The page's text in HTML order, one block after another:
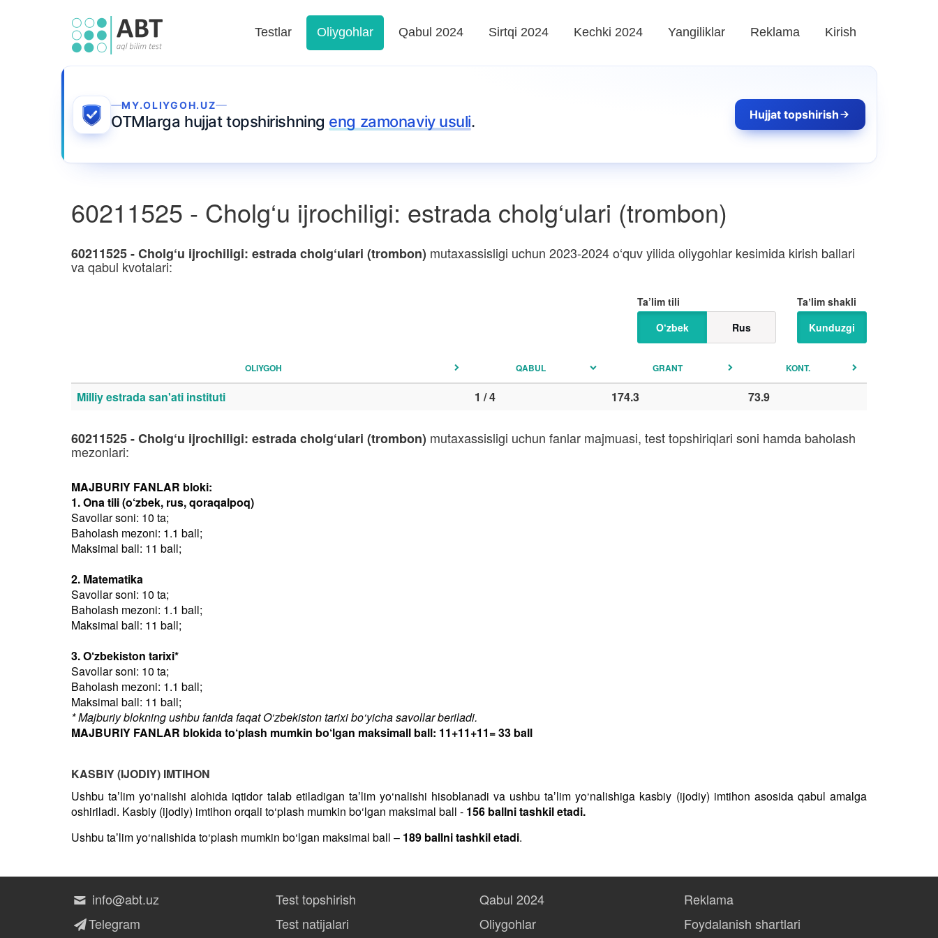
Testlar Oliygohlar Qabul 2024 Sirtqi 2024 Kechki 2024 Yangiliklar Reklama Kirish
MY.OLIYGOH.UZ
OTMlarga hujjat topshirishning eng zamonaviy usuli. Hujjat topshirish
60211525 - Cholg‘u ijrochiligi: estrada cholg‘ulari (trombon)
60211525 - Cholg‘u ijrochiligi: estrada cholg‘ulari (trombon) mutaxassisligi uchun 2023-2024 o‘quv yilida oliygohlar kesimida kirish ballari
va qabul kvotalari:
Taʼlim shakli
Kunduzgi
Ta’lim tili
O‘zbek
Rus
OLIYGOH QABUL GRANT KONT.
Milliy estrada san'ati instituti 1 / 4 174.3 73.9
60211525 - Cholg‘u ijrochiligi: estrada cholg‘ulari (trombon) mutaxassisligi uchun fanlar majmuasi, test topshiriqlari soni hamda baholash
mezonlari:
MAJBURIY FANLAR bloki:
1. Ona tili (o‘zbek, rus, qoraqalpoq)
Savollar soni: 10 ta;
Baholash mezoni: 1.1 ball;
Maksimal ball: 11 ball;
2. Matematika
Savollar soni: 10 ta;
Baholash mezoni: 1.1 ball;
Maksimal ball: 11 ball;
3. O‘zbekiston tarixi*
Savollar soni: 10 ta;
Baholash mezoni: 1.1 ball;
Maksimal ball: 11 ball;
* Majburiy blokning ushbu fanida faqat O‘zbekiston tarixi bo‘yicha savollar beriladi.
MAJBURIY FANLAR blokida to‘plash mumkin bo‘lgan maksimall ball: 11+11+11= 33 ball
KASBIY (IJODIY) IMTIHON
Ushbu taʼlim yo‘nalishi alohida iqtidor talab etiladigan taʼlim yo‘nalishi hisoblanadi va ushbu taʼlim yo‘nalishiga kasbiy (ijodiy) imtihon asosida qabul amalga
oshiriladi. Kasbiy (ijodiy) imtihon orqali to‘plash mumkin bo‘lgan maksimal ball - 156 ballni tashkil etadi.
Ushbu taʼlim yo‘nalishida to‘plash mumkin bo‘lgan maksimal ball – 189 ballni tashkil etadi.
info@abt.uz
Telegram
Test topshirish
Test natijalari
Qabul 2024
Oliygohlar
Reklama
Foydalanish shartlari